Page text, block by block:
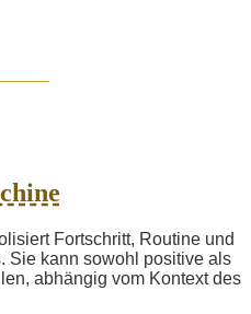
Fortschritt, Routine und
Sie kann sowohl positive als
abhängig vom Kontext des